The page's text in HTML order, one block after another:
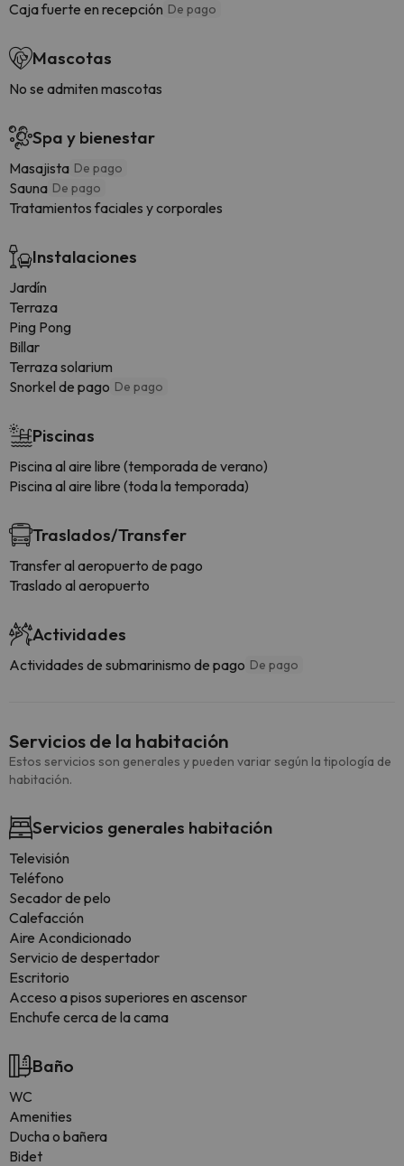
Caja fuerte en recepción De pago
Mascotas
No se admiten mascotas
Spa y bienestar
Masajista De pago
Sauna De pago
Tratamientos faciales y corporales
Instalaciones
Jardín
Terraza
Ping Pong
Billar
Terraza solarium
Snorkel de pago De pago
Piscinas
Piscina al aire libre (temporada de verano)
Piscina al aire libre (toda la temporada)
Traslados/Transfer
Transfer al aeropuerto de pago
Traslado al aeropuerto
Actividades
Actividades de submarinismo de pago De pago
Servicios de la habitación
Estos servicios son generales y pueden variar según la tipología de
habitación.
Servicios generales habitación
Televisión
Teléfono
Secador de pelo
Calefacción
Aire Acondicionado
Servicio de despertador
Escritorio
Acceso a pisos superiores en ascensor
Enchufe cerca de la cama
Baño
WC
Amenities
Ducha o bañera
Bidet